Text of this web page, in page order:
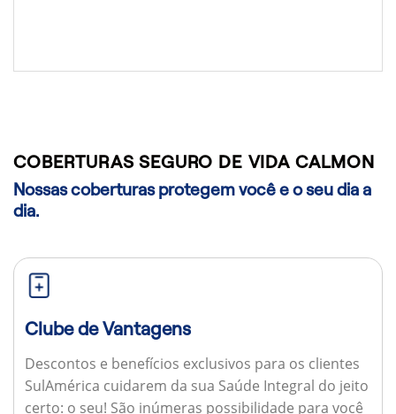
COBERTURAS SEGURO DE VIDA CALMON
Nossas coberturas protegem você e o seu dia a
dia.
Clube de Vantagens
Descontos e benefícios exclusivos para os clientes
SulAmérica cuidarem da sua Saúde Integral do jeito
certo: o seu! São inúmeras possibilidade para você